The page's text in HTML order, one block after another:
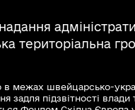
територіальна
в межах швейцарсько-
задля підзвітності